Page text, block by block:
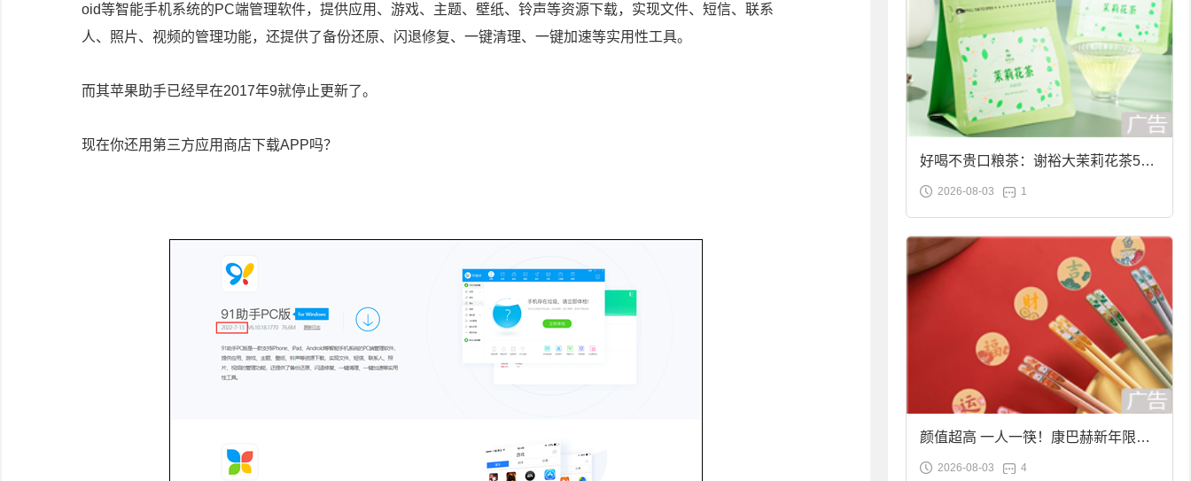
oid等智能手机系统的PC端管理软件，提供应用、游戏、主题、壁纸、铃声等资源下载，实现文件、短信、联系
人、照片、视频的管理功能，还提供了备份还原、闪退修复、一键清理、一键加速等实用性工具。
而其苹果助手已经早在2017年9就停止更新了。
现在你还用第三方应用商店下载APP吗？
好喝不贵口粮茶：谢裕大茉莉花茶50g
袋装9.9元到手
2026-08-03 1
颜值超高 一人一筷！康巴赫新年限定
合金筷子大促：19.9元
2026-08-03 4